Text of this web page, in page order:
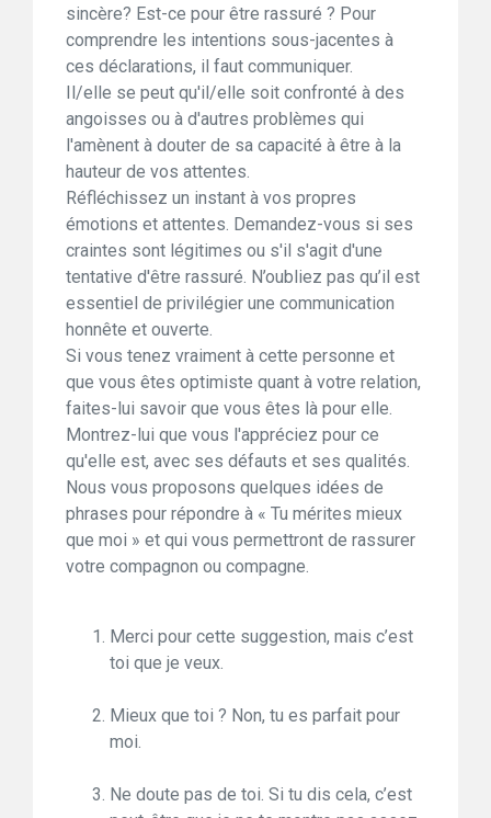
sincère? Est-ce pour être rassuré ? Pour
comprendre les intentions sous-jacentes à
ces déclarations, il faut communiquer.
Il/elle se peut qu'il/elle soit confronté à des
angoisses ou à d'autres problèmes qui
l'amènent à douter de sa capacité à être à la
hauteur de vos attentes.
Réfléchissez un instant à vos propres
émotions et attentes. Demandez-vous si ses
craintes sont légitimes ou s'il s'agit d'une
tentative d'être rassuré. N’oubliez pas qu’il est
essentiel de privilégier une communication
honnête et ouverte.
Si vous tenez vraiment à cette personne et
que vous êtes optimiste quant à votre relation,
faites-lui savoir que vous êtes là pour elle.
Montrez-lui que vous l'appréciez pour ce
qu'elle est, avec ses défauts et ses qualités.
Nous vous proposons quelques idées de
phrases pour répondre à « Tu mérites mieux
que moi » et qui vous permettront de rassurer
votre compagnon ou compagne.
Merci pour cette suggestion, mais c’est
toi que je veux.
Mieux que toi ? Non, tu es parfait pour
moi.
Ne doute pas de toi. Si tu dis cela, c’est